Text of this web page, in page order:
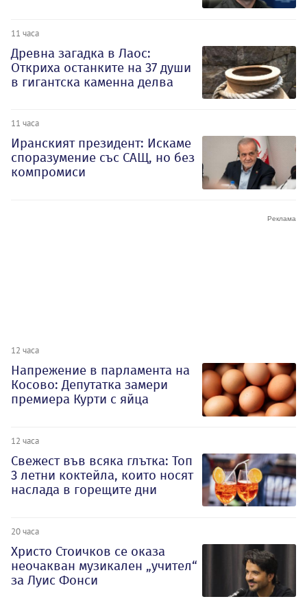
11 часа
Древна загадка в Лаос:
Откриха останките на 37 души
в гигантска каменна делва
11 часа
Иранският президент: Искаме
споразумение със САЩ, но без
компромиси
12 часа
Напрежение в парламента на
Косово: Депутатка замери
премиера Курти с яйца
12 часа
Свежест във всяка глътка: Топ
3 летни коктейла, които носят
наслада в горещите дни
20 часа
Христо Стоичков се оказа
неочакван музикален „учител“
за Луис Фонси